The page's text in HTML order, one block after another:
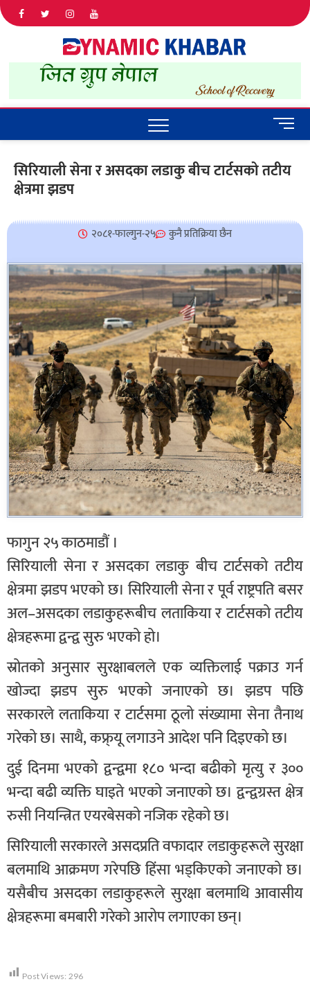
IN NEPAL
M
e
u
n
सिरियाली सेना र असदका लडाकु बीच टार्टसको तटीय
क्षेत्रमा झडप
२०८१-फाल्गुन-२५ कुनै प्रतिक्रिया छैन
फागुन २५ काठमाडौं ।
सिरियाली सेना र असदका लडाकु बीच टार्टसको तटीय
क्षेत्रमा झडप भएको छ। सिरियाली सेना र पूर्व राष्ट्रपति बसर
अल–असदका लडाकुहरूबीच लताकिया र टार्टसको तटीय
क्षेत्रहरूमा द्वन्द्व सुरु भएको हो।
स्रोतको अनुसार सुरक्षाबलले एक व्यक्तिलाई पक्राउ गर्न
खोज्दा झडप सुरु भएको जनाएको छ। झडप पछि
सरकारले लताकिया र टार्टसमा ठूलो संख्यामा सेना तैनाथ
गरेको छ। साथै, कफ्र्यू लगाउने आदेश पनि दिइएको छ।
दुई दिनमा भएको द्वन्द्वमा १८० भन्दा बढीको मृत्यु र ३००
भन्दा बढी व्यक्ति घाइते भएको जनाएको छ। द्वन्द्वग्रस्त क्षेत्र
रुसी नियन्त्रित एयरबेसको नजिक रहेको छ।
सिरियाली सरकारले असदप्रति वफादार लडाकुहरूले सुरक्षा
बलमाथि आक्रमण गरेपछि हिंसा भड्किएको जनाएको छ।
यसैबीच असदका लडाकुहरूले सुरक्षा बलमाथि आवासीय
क्षेत्रहरूमा बमबारी गरेको आरोप लगाएका छन्।
Post Views: 296